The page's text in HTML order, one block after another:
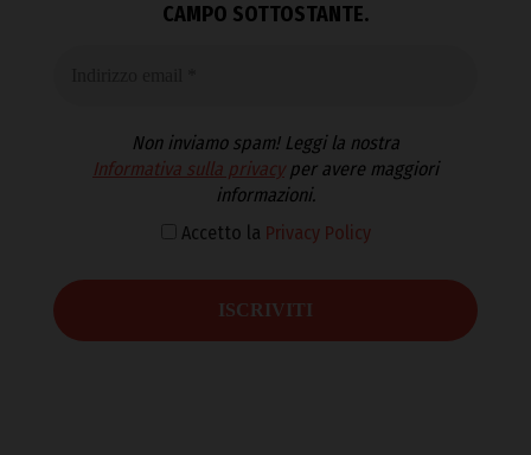
CAMPO SOTTOSTANTE.
Non inviamo spam! Leggi la nostra
Informativa sulla privacyper avere maggiori
informazioni.
Accetto la Privacy Policy